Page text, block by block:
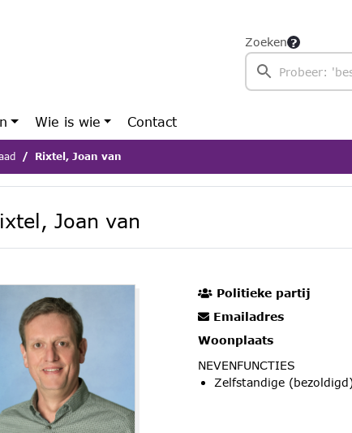
Zoeken
Wie is wie Contact
Rixtel, Joan van
Joan van
Politieke partij
Emailadres
Woonplaats
NEVENFUNCTIES
Zelfstandige (bezoldigd)